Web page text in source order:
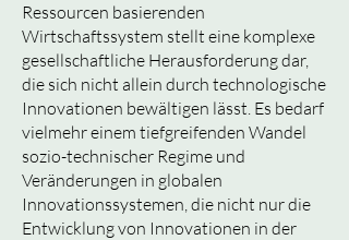
Ressourcen basierenden
Wirtschaftssystem stellt eine komplexe
gesellschaftliche Herausforderung dar,
die sich nicht allein durch technologische
Innovationen bewältigen lässt. Es bedarf
vielmehr einem tiefgreifenden Wandel
sozio-technischer Regime und
Veränderungen in globalen
Innovationssystemen, die nicht nur die
Entwicklung von Innovationen in der